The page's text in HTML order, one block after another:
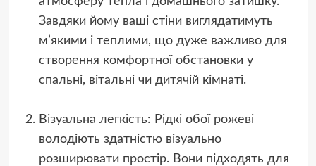
Завдяки йому ваші стіни виглядатимуть
м’якими і теплими, що дуже важливо для
створення комфортної обстановки у
спальні, вітальні чи дитячій кімнаті.
Візуальна легкість: Рідкі обої рожеві
володіють здатністю візуально
розширювати простір. Вони підходять для